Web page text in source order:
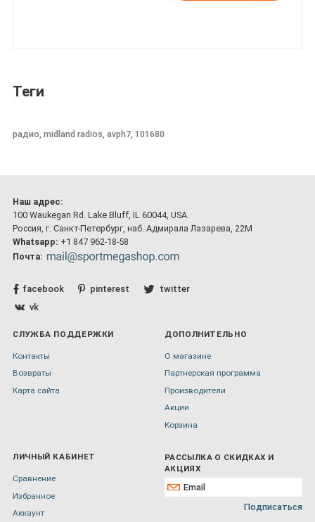
Теги
радио, midland radios, avph7, 101680
Наш адрес:
100 Waukegan Rd. Lake Bluff, IL 60044, USA.
Россия, г. Санкт-Петербург, наб. Адмирала Лазарева, 22М
Whatsapp: +1 847 962-18-58
Почта:
facebook pinterest
twitter
vk
СЛУЖБА ПОДДЕРЖКИ
Контакты
Возвраты
Карта сайта
ДОПОЛНИТЕЛЬНО
О магазине
Партнерская программа
Производители
Акции
Корзина
ЛИЧНЫЙ КАБИНЕТ
Сравнение
Избранное
Аккаунт
РАССЫЛКА О СКИДКАХ И
АКЦИЯХ
Подписаться